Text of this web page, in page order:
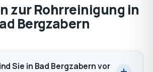
zur Rohrreinigung in
Bergzabern
Sie in Bad Bergzabern vor